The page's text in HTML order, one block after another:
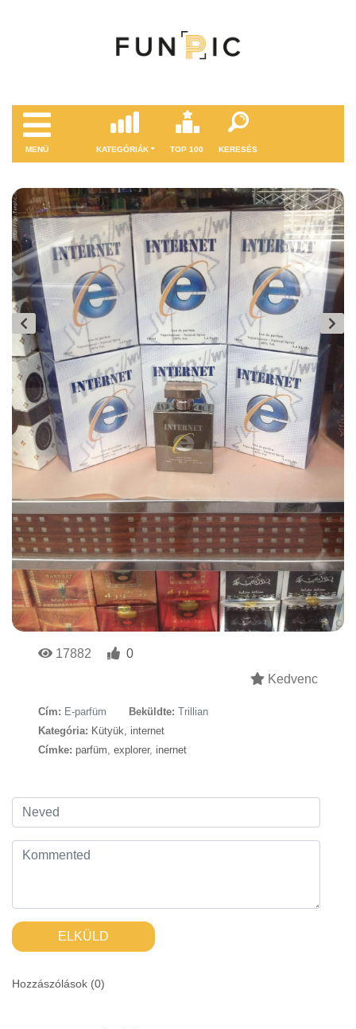
MENÜ KATEGÓRIÁK TOP 100 KERESÉS
17882
0
Kedvenc
Cím: E-parfüm Beküldte: Trillian
Kategória: Kütyük, internet
Címke: parfüm, explorer, inernet
ELKÜLD
Hozzászólások (0)